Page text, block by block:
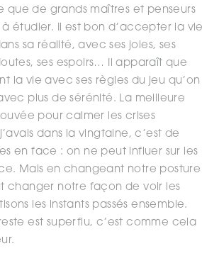
que de grands maîtres et penseurs
étudier. Il est bon d’accepter la vie
sa réalité, avec ses joies, ses
ses espoirs… Il apparaît que
la vie avec ses règles du jeu qu’on
plus de sérénité. La meilleure
pour calmer les crises
dans la vingtaine, c’est de
en face : on ne peut influer sur les
Mais en changeant notre posture
changer notre façon de voir les
les instants passés ensemble.
est superflu, c’est comme cela